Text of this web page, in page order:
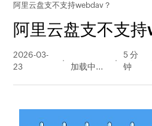
阿里云盘支不支持webdav？
阿里云盘支不支
2026-03-
23
量
5 分
钟